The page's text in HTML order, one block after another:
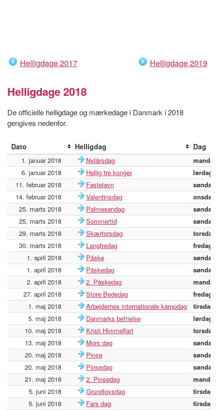
Helligdage 2017 Helligdage 2019
Helligdage 2018
De officielle helligdage og mærkedage i Danmark i 2018
gengives nedenfor.
Dato Helligdag Dag
1. januar 2018 Nytårsdag
mandag
6. januar 2018
Hellig tre konger
lørdag
11. februar 2018
Fastelavn
søndag
14. februar 2018
Valentinsdag
onsdag
25. marts 2018
Palmesøndag
søndag
25. marts 2018
Sommertid
søndag
29. marts 2018
Skærtorsdag
torsdag
30. marts 2018
Langfredag
fredag
1. april 2018
Påske
søndag
1. april 2018
Påskedag
søndag
2. april 2018
2. Påskedag
mandag
27. april 2018
Store Bededag
fredag
1. maj 2018
Arbejdernes internationale kampdag
tirsdag
5. maj 2018
Danmarks befrielse
lørdag
10. maj 2018
Kristi Himmelfart
torsdag
13. maj 2018
Mors dag
søndag
20. maj 2018
Pinse
søndag
20. maj 2018
Pinsedag
søndag
21. maj 2018
2. Pinsedag
mandag
5. juni 2018
Grundlovsdag
tirsdag
5. juni 2018
Fars dag
tirsdag